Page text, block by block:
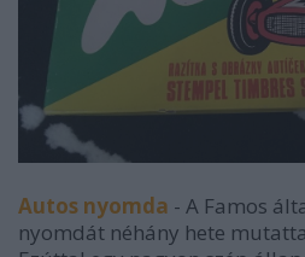
Autos nyomda - A Famos
nyomdát néhány hete